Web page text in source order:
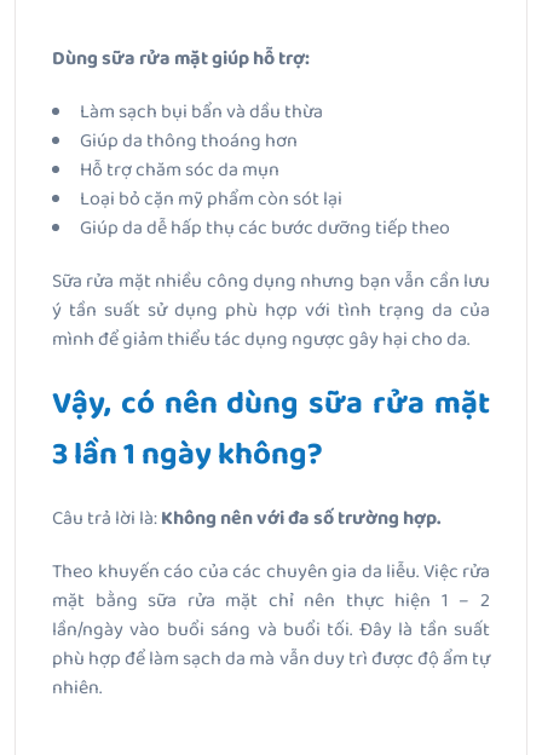
Dùng sữa rửa mặt giúp hỗ trợ:
Làm sạch bụi bẩn và dầu thừa
Giúp da thông thoáng hơn
Hỗ trợ chăm sóc da mụn
Loại bỏ cặn mỹ phẩm còn sót lại
Giúp da dễ hấp thụ các bước dưỡng tiếp theo
Sữa rửa mặt nhiều công dụng nhưng bạn vẫn cần lưu
ý tần suất sử dụng phù hợp với tình trạng da của
mình để giảm thiểu tác dụng ngược gây hại cho da.
Vậy, có nên dùng sữa rửa mặt
3 lần 1 ngày không?
Câu trả lời là:Không nên với đa số trường hợp.
Theo khuyến cáo của các chuyên gia da liễu. Việc rửa
mặt bằng sữa rửa mặt chỉ nên thực hiện 1 – 2
lần/ngày vào buổi sáng và buổi tối. Đây là tần suất
phù hợp để làm sạch da mà vẫn duy trì được độ ẩm tự
nhiên.